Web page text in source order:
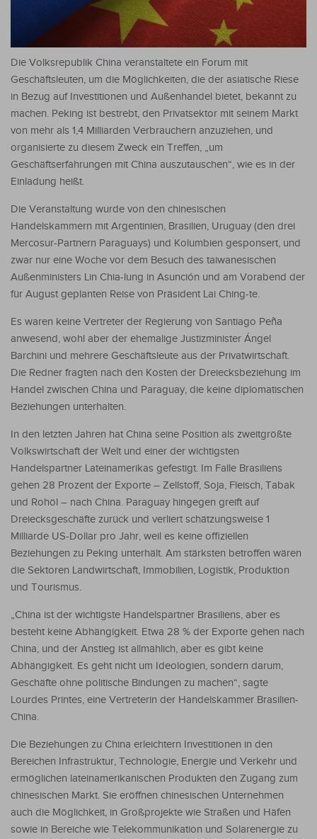
Die Volksrepublik China veranstaltete ein Forum mit
Geschäftsleuten, um die Möglichkeiten, die der asiatische Riese
in Bezug auf Investitionen und Außenhandel bietet, bekannt zu
machen. Peking ist bestrebt, den Privatsektor mit seinem Markt
von mehr als 1,4 Milliarden Verbrauchern anzuziehen, und
organisierte zu diesem Zweck ein Treffen, „um
Geschäftserfahrungen mit China auszutauschen“, wie es in der
Einladung heißt.
Die Veranstaltung wurde von den chinesischen
Handelskammern mit Argentinien, Brasilien, Uruguay (den drei
Mercosur-Partnern Paraguays) und Kolumbien gesponsert, und
zwar nur eine Woche vor dem Besuch des taiwanesischen
Außenministers Lin Chia-lung in Asunción und am Vorabend der
für August geplanten Reise von Präsident Lai Ching-te.
Es waren keine Vertreter der Regierung von Santiago Peña
anwesend, wohl aber der ehemalige Justizminister Ángel
Barchini und mehrere Geschäftsleute aus der Privatwirtschaft.
Die Redner fragten nach den Kosten der Dreiecksbeziehung im
Handel zwischen China und Paraguay, die keine diplomatischen
Beziehungen unterhalten.
In den letzten Jahren hat China seine Position als zweitgrößte
Volkswirtschaft der Welt und einer der wichtigsten
Handelspartner Lateinamerikas gefestigt. Im Falle Brasiliens
gehen 28 Prozent der Exporte – Zellstoff, Soja, Fleisch, Tabak
und Rohöl – nach China. Paraguay hingegen greift auf
Dreiecksgeschäfte zurück und verliert schätzungsweise 1
Milliarde US-Dollar pro Jahr, weil es keine offiziellen
Beziehungen zu Peking unterhält. Am stärksten betroffen wären
die Sektoren Landwirtschaft, Immobilien, Logistik, Produktion
und Tourismus.
„China ist der wichtigste Handelspartner Brasiliens, aber es
besteht keine Abhängigkeit. Etwa 28 % der Exporte gehen nach
China, und der Anstieg ist allmählich, aber es gibt keine
Abhängigkeit. Es geht nicht um Ideologien, sondern darum,
Geschäfte ohne politische Bindungen zu machen“, sagte
Lourdes Printes, eine Vertreterin der Handelskammer Brasilien-
China.
Die Beziehungen zu China erleichtern Investitionen in den
Bereichen Infrastruktur, Technologie, Energie und Verkehr und
ermöglichen lateinamerikanischen Produkten den Zugang zum
chinesischen Markt. Sie eröffnen chinesischen Unternehmen
auch die Möglichkeit, in Großprojekte wie Straßen und Häfen
sowie in Bereiche wie Telekommunikation und Solarenergie zu